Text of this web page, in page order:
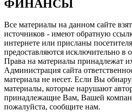
ФИНАНСЫ
Все материалы на данном сайте
источников - имеют обратную
интернете или присланы
предоставляются исключительно в
Права на материалы принадлежат
Администрация сайта
материала не несет. Если Вы
материалы, которые нарушают
принадлежащие Вам, Вашей
пожалуйста, сообщите нам.